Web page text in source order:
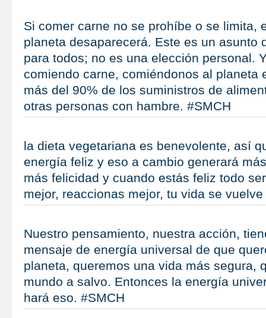
Si comer carne no se prohíbe o se limita,
planeta desaparecerá. Este es un asunto
para todos; no es una elección personal.
comiendo carne, comiéndonos al planeta
más del 90% de los suministros de
otras personas con hambre. #SMCH
la dieta vegetariana es benevolente, así
energía feliz y eso a cambio generará
más felicidad y cuando estás feliz todo
mejor, reaccionas mejor, tu vida se
Nuestro pensamiento, nuestra acción,
mensaje de energía universal de que
planeta, queremos una vida más segura,
mundo a salvo. Entonces la energía
hará eso. #SMCH